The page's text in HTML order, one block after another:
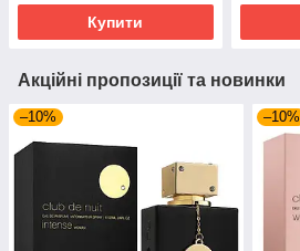
Купити
Акційні пропозиції та новинки
–10% –10%